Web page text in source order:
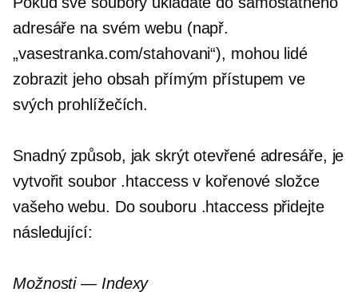
adresáře na svém webu (např.
„vasestranka.com/stahovani“), mohou lidé
zobrazit jeho obsah přímým přístupem ve
svých prohlížečích.
Snadný způsob, jak skrýt otevřené adresáře, je
vytvořit soubor .htaccess v kořenové složce
vašeho webu. Do souboru .htaccess přidejte
následující:
Možnosti — Indexy